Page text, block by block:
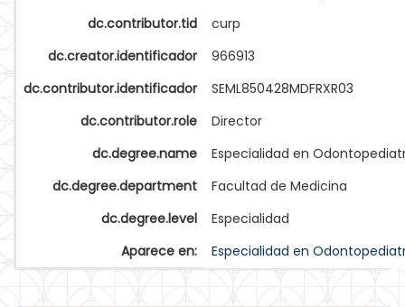
dc.contributor.tid
curp
dc.creator.identificador
966913
dc.contributor.identificador
SEML850428MDFRXR03
dc.contributor.role
Director
dc.degree.name
Especialidad en
dc.degree.department
Facultad de Medicina
dc.degree.level
Especialidad
Aparece en:
Especialidad en